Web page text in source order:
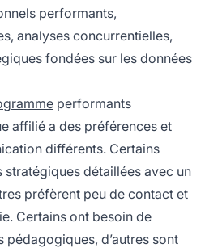
performants,
analyses concurrentielles,
fondées sur les données
performants
affilié a des préférences et
différents. Certains
détaillées avec un
préfèrent peu de contact et
Certains ont besoin de
d’autres sont